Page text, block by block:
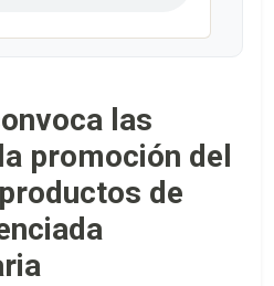
las
promoción del
de